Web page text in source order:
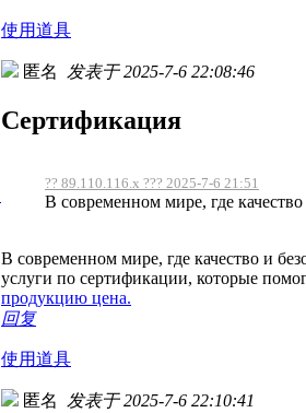
使用道具
匿名 发表于 2025-7-6 22:08:46
Сертификация
?? 89.110.116.x ??? 2025-7-6 21:51
В современном мире, где качество
В современном мире, где качество и
услуги по сертификации, которые
продукцию цена.
回复
使用道具
匿名 发表于 2025-7-6 22:10:41